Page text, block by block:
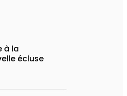
à la
écluse